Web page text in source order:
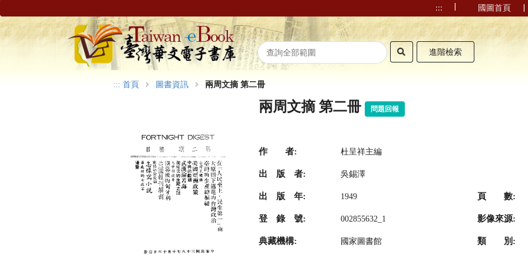
::: | 國圖首頁 |
進階檢索
::: 首頁 圖書資訊 兩周文摘 第二冊
兩周文摘 第二冊 問題回報
作 者: 杜呈祥主編
出 版 者: 吳錫澤
出 版 年: 1949 頁 數:
登 錄 號: 002855632_1 影像來源:
典藏機構: 國家圖書館 類 別: